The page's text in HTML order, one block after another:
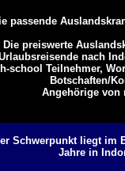
passende
Die preiswerte
nach
school Teilnehmer,
Botschaften/
Angehörige von
Schwerpunkt liegt im
Jahre in